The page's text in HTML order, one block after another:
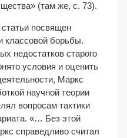
(там же, с. 73).
посвящен
классовой борьбы.
недостатков старого
условия и оценить
Маркс
научной теории
вопросам тактики
«… Без этой
справедливо считал